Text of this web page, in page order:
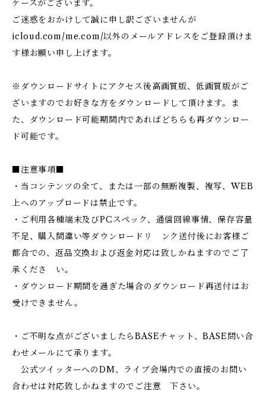
ケースがございます。
ご迷惑をおかけして誠に申し訳ございませんが
icloud.com/me.com/以外のメールアドレスをご登録頂けま
す様お願い申し上げます。
※ダウンロードサイトにアクセス後高画質版、低画質版がご
ざいますのでお好きな方をダウンロードして頂けます。ま
た、ダウンロード可能期間内であればどちらも再ダウンロー
ド可能です。
■注意事項■
・当コンテンツの全て、または一部の無断複製、複写、WEB
上へのアップロードは禁止です。
・ご利用各種端末及びPCスペック、通信回線事情、保存容量
不足、購入間違い等ダウンロードリ ンク送付後にお客様ご
都合での、返品交換および返金対応は致しかねますのでご了
承くださ い。
・ダウンロード期間を過ぎた場合のダウンロード再送付はお
受けできません。
・ご不明な点がございましたらBASEチャット、BASE問い合
わせメールにて承ります。
公式ツイッターへのDM、ライブ会場内での直接のお問い
合わせは対応致しかねますのでご注意 下さい。